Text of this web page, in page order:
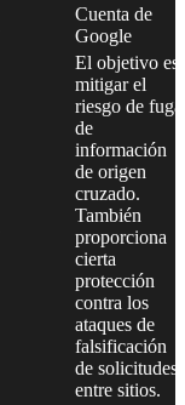
Cuenta de
Google
El objetivo es
mitigar el
riesgo de fuga
de
información
de origen
cruzado.
También
proporciona
cierta
protección
contra los
ataques de
falsificación
de solicitudes
entre sitios.